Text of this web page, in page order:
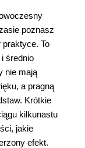
poznasz
To
średnio
nie mają
a pragną
Krótkie
kilkunastu
jakie
efekt.